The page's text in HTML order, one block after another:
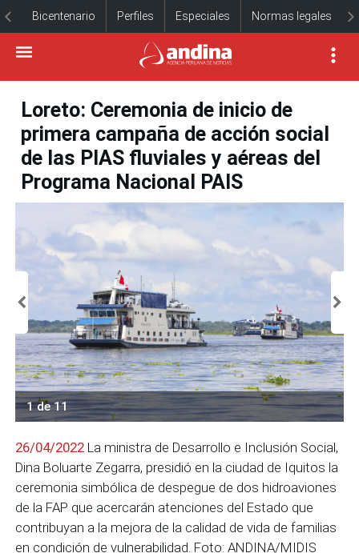
Bicentenario Perfiles Especiales Normas legales
Loreto: Ceremonia de inicio de
primera campaña de acción social
de las PIAS fluviales y aéreas del
Programa Nacional PAIS
1 de 11
26/04/2022 La ministra de Desarrollo e Inclusión Social,
Dina Boluarte Zegarra, presidió en la ciudad de Iquitos la
ceremonia simbólica de despegue de dos hidroaviones
de la FAP que acercarán atenciones del Estado que
contribuyan a la mejora de la calidad de vida de familias
en condición de vulnerabilidad. Foto: ANDINA/MIDIS